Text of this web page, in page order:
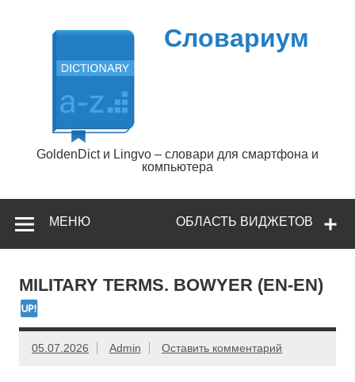
содержимому
Словариум
GoldenDict и Lingvo – словари для смартфона и
компьютера
ОБЛАСТЬ ВИДЖЕТОВ
МЕНЮ
MILITARY TERMS. BOWYER (EN-EN)
05.07.2026 Admin Оставить комментарий